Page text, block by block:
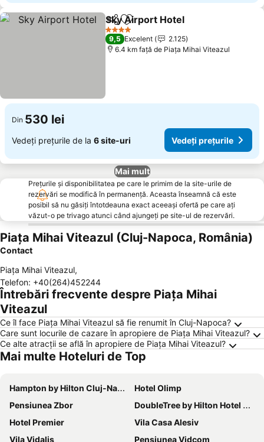
DistribuițiAdăugaţi la favorite
Sky Airport Hotel
4 Stele
9,5 Excelent
2.125
6.4 km faţă de Piaţa Mihai Viteazul
Din 530 lei
Vedeți prețurile de la 6 site-uri Vedeți prețurile
Mai mult
Prețurile și disponibilitatea pe care le primim de la site-urile de
rezervări se modifică în permanență. Aceasta înseamnă că este
posibil să nu găsiți întotdeauna exact aceeași ofertă pe care ați
văzut-o pe trivago atunci când ajungeți pe site-ul de rezervări.
Piaţa Mihai Viteazul (Cluj-Napoca, România)
Contact
Piaţa Mihai Viteazul,
Telefon: +40(264)452244
Întrebări frecvente despre Piaţa Mihai
Viteazul
Ce îl face Piaţa Mihai Viteazul să fie renumit în Cluj-Napoca?
Care sunt locurile de cazare în apropiere de Piaţa Mihai Viteazul?
Ce alte atracții se află în apropiere de Piaţa Mihai Viteazul?
Mai multe Hoteluri de Top
Hampton by Hilton Cluj-Napoca
Hotel Olimp
Pensiunea Zbor
DoubleTree by Hilton Hotel Cluj - City Plaza
Hotel Premier
Vila Casa Alesiv
Vila Vidalis
Pensiunea Vidcom